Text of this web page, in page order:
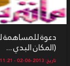
دعوة للمساهمة
(المكان البدي ...
تاريخ: 2013-06-02 - 11:21 مساءً - قراءات: 5032